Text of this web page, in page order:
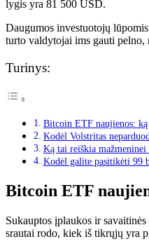
lygis yra 81 500 USD.
Daugumos investuotojų
turto valdytojai ims gauti pelno,
Turinys:
Bitcoin ETF naujienos:
Kodėl Volstritas
Ką tai reiškia
Kodėl galite pasitikėti 99
Bitcoin ETF
Sukauptos įplaukos ir
srautai rodo, kiek iš tikrųjų yra